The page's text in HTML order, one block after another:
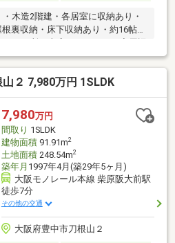
木造2階建・各居室に収納あり・
裏収納・床下収納あり・約16帖の
柴原阪大前」駅徒歩7分・阪急電
シェフカワカミ豊中店 徒歩6
10分・万代豊中本町店 徒歩15
予約受付中！お気軽にお問合せ
イフシステム関目店】TEL:0120-
２ 7,980万円 1SLDK
7,980万円
間取り 1SLDK
建物面積91.91m2
土地面積248.54m2
築年月 1997年4月(築29年5ヶ月)
大阪モノレール本線 柴原阪大前駅
徒歩7分
その他の交通
大阪府豊中市刀根山２